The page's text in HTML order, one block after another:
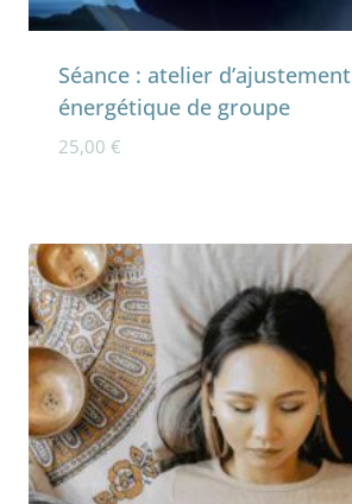
Séance : atelier d’ajustement
énergétique de groupe
25,00 €